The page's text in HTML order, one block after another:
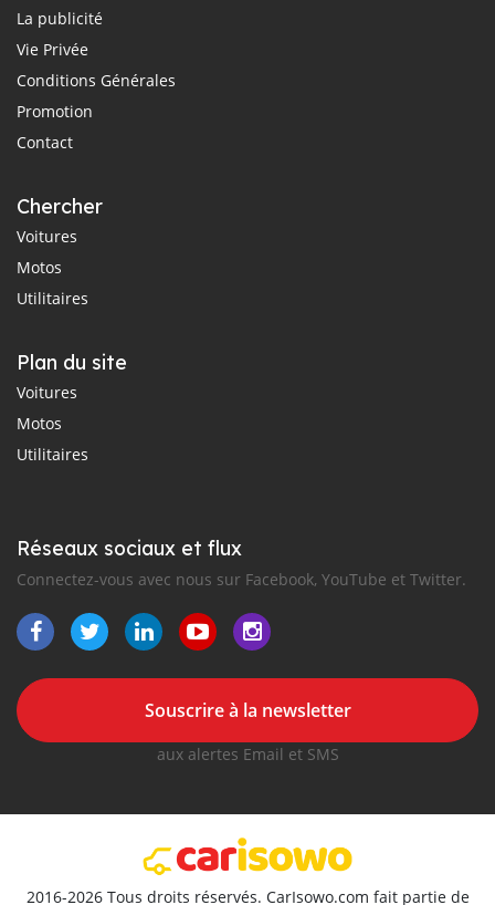
La publicité
Vie Privée
Conditions Générales
Promotion
Contact
Chercher
Voitures
Motos
Utilitaires
Plan du site
Voitures
Motos
Utilitaires
Réseaux sociaux et flux
Connectez-vous avec nous sur Facebook, YouTube et Twitter.
Souscrire à la newsletter
aux alertes Email et SMS
2016-2026 Tous droits réservés. CarIsowo.com fait partie de